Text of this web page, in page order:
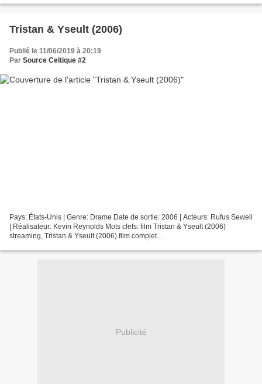
Tristan & Yseult (2006)
Publié le 11/06/2019 à 20:19
Par Source Celtique #2
Pays: États-Unis | Genre: Drame Date de sortie: 2006 | Acteurs: Rufus Sewell
| Réalisateur: Kevin Reynolds Mots clefs: film Tristan & Yseult (2006)
streaming, Tristan & Yseult (2006) film complet...
Publicité